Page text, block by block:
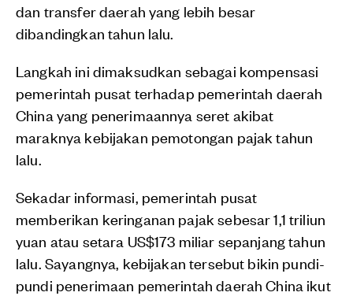
dan transfer daerah yang lebih besar
dibandingkan tahun lalu.
Langkah ini dimaksudkan sebagai kompensasi
pemerintah pusat terhadap pemerintah daerah
China yang penerimaannya seret akibat
maraknya kebijakan pemotongan pajak tahun
lalu.
Sekadar informasi, pemerintah pusat
memberikan keringanan pajak sebesar 1,1 triliun
yuan atau setara US$173 miliar sepanjang tahun
lalu. Sayangnya, kebijakan tersebut bikin pundi-
pundi penerimaan pemerintah daerah China ikut